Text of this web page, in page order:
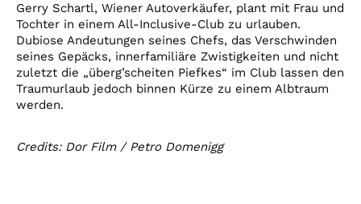
Gerry Schartl, Wiener Autoverkäufer, plant mit Frau und
Tochter in einem All-Inclusive-Club zu urlauben.
Dubiose Andeutungen seines Chefs, das Verschwinden
seines Gepäcks, innerfamiliäre Zwistigkeiten und nicht
zuletzt die „überg’scheiten Piefkes“ im Club lassen den
Traumurlaub jedoch binnen Kürze zu einem Albtraum
werden.
Credits: Dor Film / Petro Domenigg